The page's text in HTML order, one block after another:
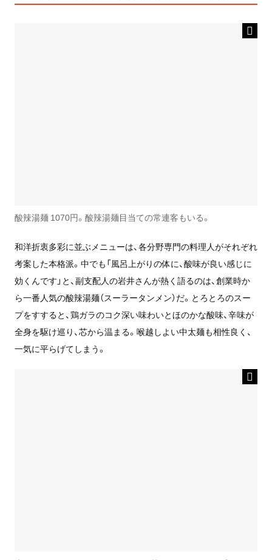
酸辣湯麺 1070円。酸辣湯麺目当ての常連客もいる。
和洋折衷多彩に並ぶメニューは、各分野専門の料理人がそれぞれ
考案した本格派。中でも「風呂上がりの体に、酸味が良い感じに
効くんです」と、副支配人の岩井さんが熱く語るのは、創業時か
ら一番人気の酸辣湯麺（スーラータンメン）だ。とろとろのスー
プをすすると、鶏ガラのコク深い味わいとほのかな酸味、辛味が
全身を駆け巡り、芯から温まる。喉越しよい中太麺も相性良く、
一気に平らげてしまう。